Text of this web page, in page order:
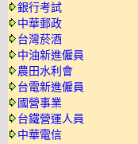
銀行考試
中華郵政
台灣菸酒
中油新進僱員
農田水利會
台電新進僱員
國營事業
台鐵營運人員
中華電信